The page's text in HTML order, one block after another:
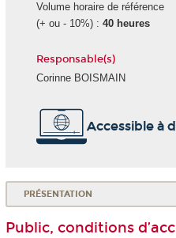
Volume horaire de référence
(+ ou - 10%) : 40 heures
Responsable(s)
Corinne BOISMAIN
Accessible à
PRÉSENTATION
Public, conditions